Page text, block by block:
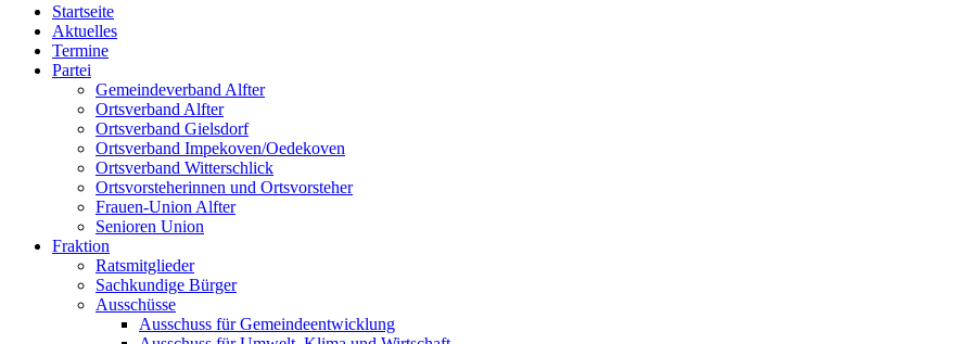
Startseite
Aktuelles
Termine
Partei
Gemeindeverband Alfter
Ortsverband Alfter
Ortsverband Gielsdorf
Ortsverband Impekoven/Oedekoven
Ortsverband Witterschlick
Ortsvorsteherinnen und Ortsvorsteher
Frauen-Union Alfter
Senioren Union
Fraktion
Ratsmitglieder
Sachkundige Bürger
Ausschüsse
Ausschuss für Gemeindeentwicklung